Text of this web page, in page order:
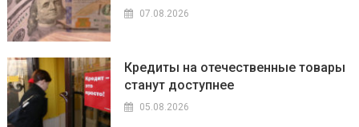
07.08.2026
Кредиты на отечественные товары
станут доступнее
05.08.2026